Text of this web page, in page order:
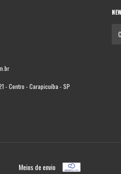
- Centro - Carapicuíba - SP
Meios de envio